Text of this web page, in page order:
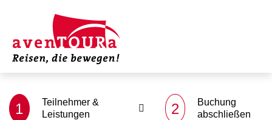
1
Teilnehmer &
Leistungen
2
Buchung
abschließen